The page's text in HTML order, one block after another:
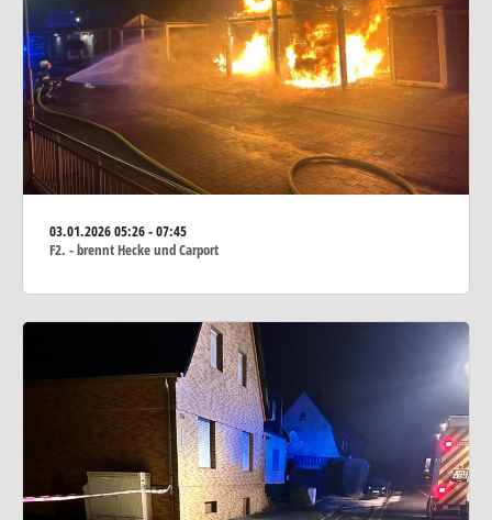
03.01.202605:26 - 07:45
F2. - brennt Hecke und Carport